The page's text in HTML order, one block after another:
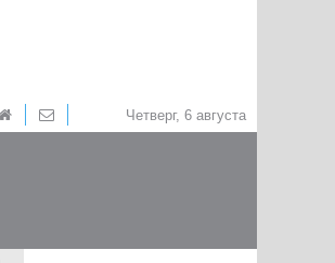
Четверг, 6 августа